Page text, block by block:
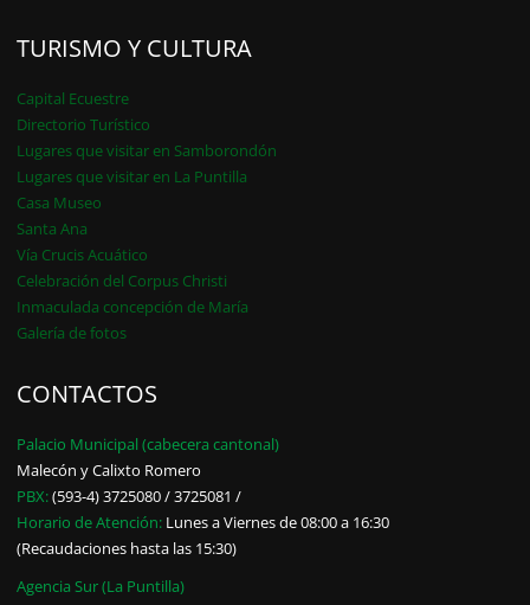
TURISMO Y CULTURA
Capital Ecuestre
Directorio Turístico
Lugares que visitar en Samborondón
Lugares que visitar en La Puntilla
Casa Museo
Santa Ana
Vía Crucis Acuático
Celebración del Corpus Christi
Inmaculada concepción de María
Galería de fotos
CONTACTOS
Palacio Municipal (cabecera cantonal)
Malecón y Calixto Romero
PBX:(593-4) 3725080 / 3725081 /
Horario de Atención: Lunes a Viernes de 08:00 a 16:30
(Recaudaciones hasta las 15:30)
Agencia Sur (La Puntilla)